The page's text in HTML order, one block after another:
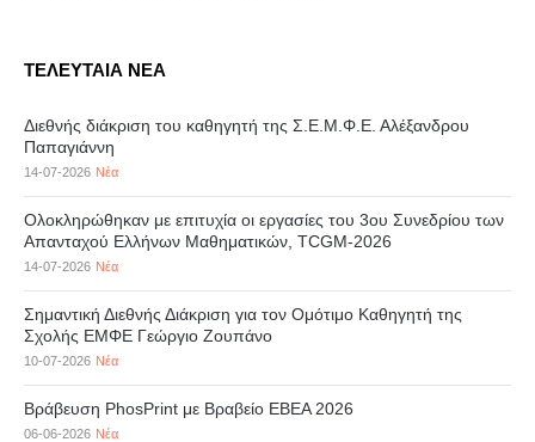
ΤΕΛΕΥΤΑΙΑ ΝΕΑ
Διεθνής διάκριση του καθηγητή της Σ.Ε.Μ.Φ.Ε. Αλέξανδρου
Παπαγιάννη
14-07-2026 Νέα
Ολοκληρώθηκαν με επιτυχία οι εργασίες του 3ου Συνεδρίου των
Απανταχού Ελλήνων Μαθηματικών, TCGM-2026
14-07-2026 Νέα
Σημαντική Διεθνής Διάκριση για τον Ομότιμο Καθηγητή της
Σχολής ΕΜΦΕ Γεώργιο Ζουπάνο
10-07-2026 Νέα
Βράβευση PhosPrint με Βραβείο ΕΒΕΑ 2026
06-06-2026 Νέα